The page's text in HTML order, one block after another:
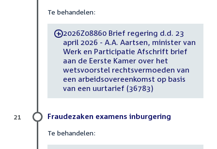
Te behandelen:
-2026Z08860 Brief regering d.d. 23
april 2026 - A.A. Aartsen, minister van
Werk en Participatie Afschrift brief
aan de Eerste Kamer over het
wetsvoorstel rechtsvermoeden van
een arbeidsovereenkomst op basis
van een uurtarief (36783)
Fraudezaken examens inburgering
Te behandelen:
21